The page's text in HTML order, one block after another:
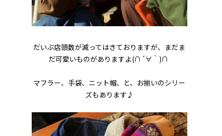
だいぶ店頭数が減ってはきておりますが、まだま
だ可愛いものがありますよ(∩´∀｀)∩
マフラー、手袋、ニット帽、と、お揃いのシリー
ズもあります♪